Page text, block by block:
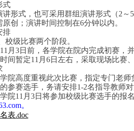
式
讲形式，也可采用群组演讲形式（2
创；演讲时间控制在6分钟以内。
排
校级比赛两个阶段。
月3日前，各学院在院内完成初赛，
间暂定11月6日左右，采取现场比赛
院高度重视此次比赛，指定专门老
参赛选手，务请安排1-2名指导教师对
院11月3日将参加校级比赛选手的报
。
表.doc